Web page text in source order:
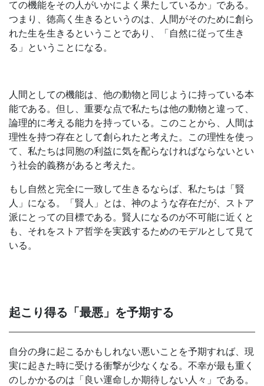
ての機能をその人がいかによく果たしているか」である。
つまり、徳高く生きるというのは、人間がそのために創ら
れた生を生きるということであり、「自然に従って生き
る」ということになる。
人間としての機能は、他の動物と同じように持っている本
能である。但し、重要な点で私たちは他の動物と違って、
論理的に考える能力を持っている。このことから、人間は
理性を持つ存在として創られたと考えた。この理性を使っ
て、私たちは同胞の利益に気を配らなければならないとい
う社会的義務があると考えた。
もし自然と完全に一致して生きるならば、私たちは「賢
人」になる。「賢人」とは、神のような存在だが、ストア
派にとっての目標である。賢人になるのが不可能に近くと
も、それをストア哲学を実践するためのモデルとして見て
いる。
起こり得る「最悪」を予期する
自分の身に起こるかもしれない悪いことを予期すれば、現
実に起きた時に受ける衝撃が少なくなる。不幸が最も重く
のしかかるのは「良い運命しか期待しない人々」である。